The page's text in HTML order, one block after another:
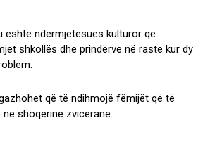
është ndërmjetësues kulturor që
shkollës dhe prindërve në raste kur dy
që të ndihmojë fëmijët që të
shoqërinë zvicerane.